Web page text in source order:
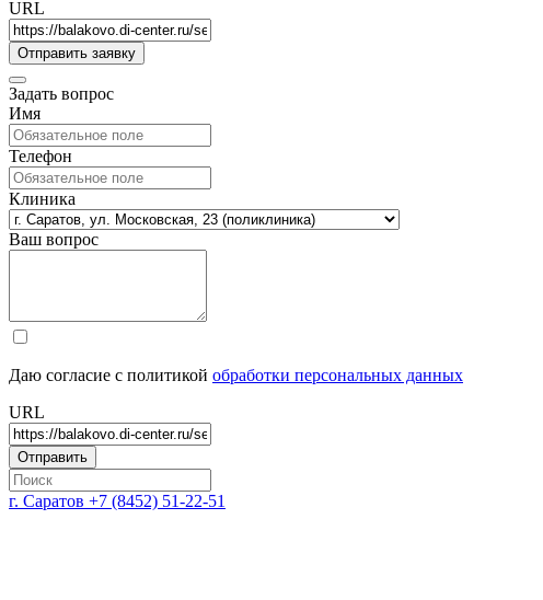
URL
Задать вопрос
Имя
Телефон
Клиника
Ваш вопрос
Даю согласие с политикой обработки персональных данных
URL
г. Саратов +7 (8452) 51-22-51